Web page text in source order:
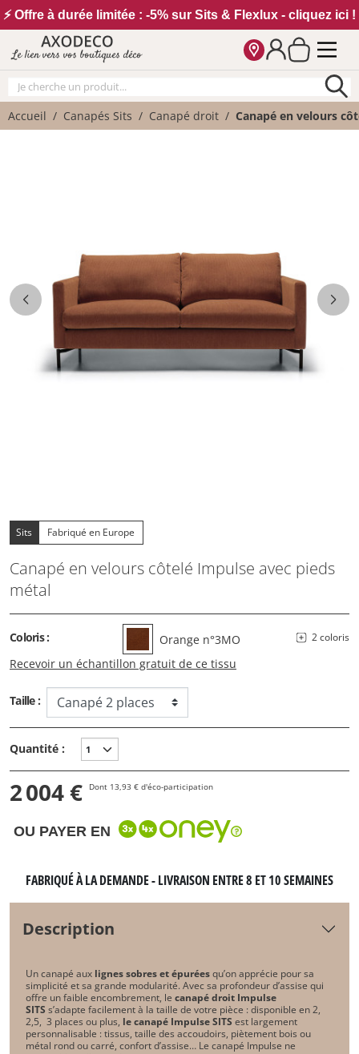
⚡ Offre à durée limitée : -5% sur Sits & Flexlux - cliquez ici !
Le lien vers vos boutiques déco
Accueil Canapés Sits Canapé droit Canapé en velours
Sits Fabriqué en Europe
Canapé en velours côtelé Impulse avec pieds
métal
Coloris : Orange n°3MO 2 coloris
Recevoir un échantillon gratuit de ce tissu
Taille :
Quantité :
2 004 € Dont 13,93 € d'éco-participation
OU PAYER EN
FABRIQUÉ À LA DEMANDE - LIVRAISON ENTRE 8 ET 10 SEMAINES
Description
Un canapé aux lignes sobres et épuréesqu’on apprécie pour sa
simplicité et sa grande modularité. Avec sa profondeur d’assise qui
offre un faible encombrement, le canapé droit Impulse
SITS s’adapte facilement à la taille de votre pièce : disponible en 2,
2,5, 3 places ou plus, le canapé Impulse SITS est largement
personnalisable : tissus, taille des accoudoirs, piètement bois ou
métal rond ou carré, confort d’assise… Le canapé Impulse ne
Vos paramètres cookies